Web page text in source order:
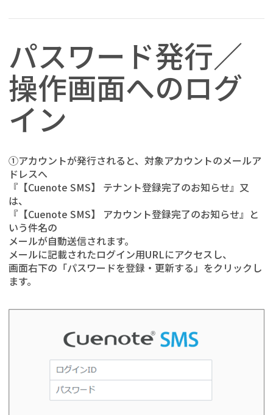
パスワード発行／
操作画面へのログ
イン
①アカウントが発行されると、対象アカウントのメールア
ドレスへ
『【Cuenote SMS】 テナント登録完了のお知らせ』又
は、
『【Cuenote SMS】 アカウント登録完了のお知らせ』と
いう件名の
メールが自動送信されます。
メールに記載されたログイン用URLにアクセスし、
画面右下の「パスワードを登録・更新する」をクリックし
ます。